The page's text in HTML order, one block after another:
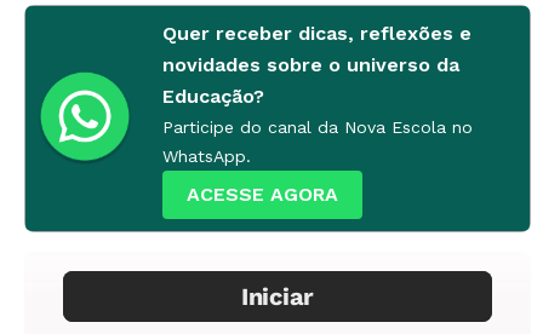
Brasil:
Trabalho e escravidão
Religiões afrobrasileiras
História e memória
África: diversidade e permanência
Quer receber dicas, reflexões e
novidades sobre o universo da
Educação?
Participe do canal da Nova Escola no
WhatsApp.
ACESSE AGORA